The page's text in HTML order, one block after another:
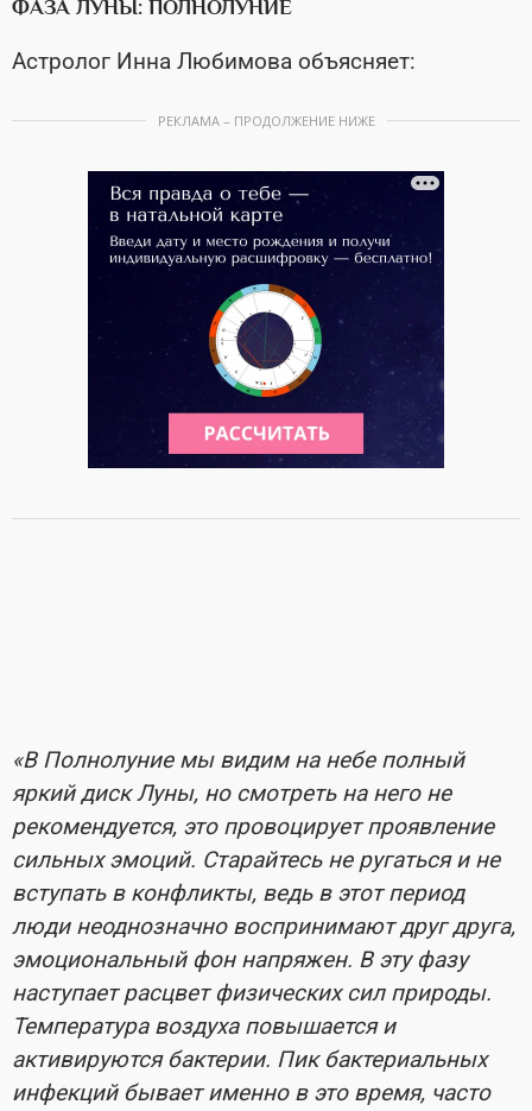
ФАЗА ЛУНЫ: ПОЛНОЛУНИЕ
Астролог Инна Любимова объясняет:
РЕКЛАМА – ПРОДОЛЖЕНИЕ НИЖЕ
«В Полнолуние мы видим на небе полный
яркий диск Луны, но смотреть на него не
рекомендуется, это провоцирует проявление
сильных эмоций. Старайтесь не ругаться и не
вступать в конфликты, ведь в этот период
люди неоднозначно воспринимают друг друга,
эмоциональный фон напряжен. В эту фазу
наступает расцвет физических сил природы.
Температура воздуха повышается и
активируются бактерии. Пик бактериальных
инфекций бывает именно в это время, часто